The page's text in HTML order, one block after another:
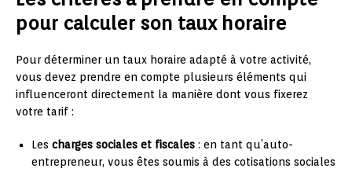
pour calculer son taux horaire
Pour déterminer un taux horaire adapté à votre activité,
vous devez prendre en compte plusieurs éléments qui
influenceront directement la manière dont vous fixerez
votre tarif :
Les charges sociales et fiscales : en tant qu’auto-
entrepreneur, vous êtes soumis à des cotisations sociales